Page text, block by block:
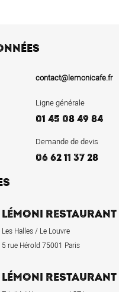
contact@lemonicafe.fr
Ligne générale
01 45 08 49 84
Demande de devis
06 62 11 37 28
LÉMONI RESTAURANT
Les Halles / Le Louvre
5 rue Hérold 75001 Paris
LÉMONI